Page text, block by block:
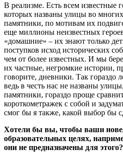
В реализме. Есть всем известные
которых названы улицы во
памятники, по мотивам их
еще миллионы неизвестных
«домашние» – их знают только
поступков исход исторических
чем от более известных. И мы
их частные, негромкие истории,
говорите, дневники. Так гораздо
ведь в честь нас не названы
памятники, гораздо проще
короткометражек с собой и
смог бы я также, какой выбор бы
Хотели бы вы, чтобы ваши
образовательных целях,
они не предназначены для этого?